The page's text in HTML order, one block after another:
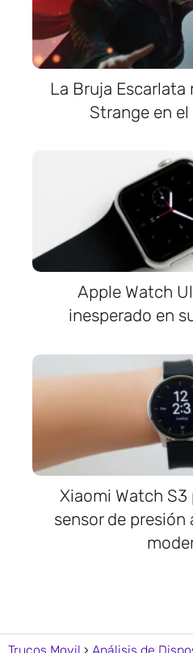
La Bruja
Strange en
Apple Watch
inesperado en
Xiaomi Watch S3
sensor de presión
Trucos Movil Análisis de